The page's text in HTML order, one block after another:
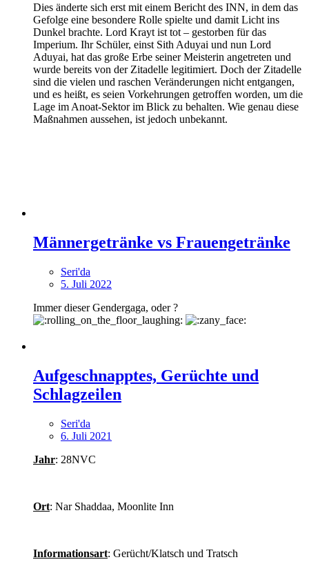
Dies änderte sich erst mit einem Bericht des INN, in dem das
Gefolge eine besondere Rolle spielte und damit Licht ins
Dunkel brachte. Lord Krayt ist tot – gestorben für das
Imperium. Ihr Schüler, einst Sith Aduyai und nun Lord
Aduyai, hat das große Erbe seiner Meisterin angetreten und
wurde bereits von der Zitadelle legitimiert. Doch der Zitadelle
sind die vielen und raschen Veränderungen nicht entgangen,
und es heißt, es seien Vorkehrungen getroffen worden, um die
Lage im Anoat-Sektor im Blick zu behalten. Wie genau diese
Maßnahmen aussehen, ist jedoch unbekannt.
Männergetränke vs Frauengetränke
Seri'da
5. Juli 2022
Immer dieser Gendergaga, oder ?
Aufgeschnapptes, Gerüchte und
Schlagzeilen
Seri'da
6. Juli 2021
Jahr: 28NVC
Ort: Nar Shaddaa, Moonlite Inn
Informationsart: Gerücht/Klatsch und Tratsch